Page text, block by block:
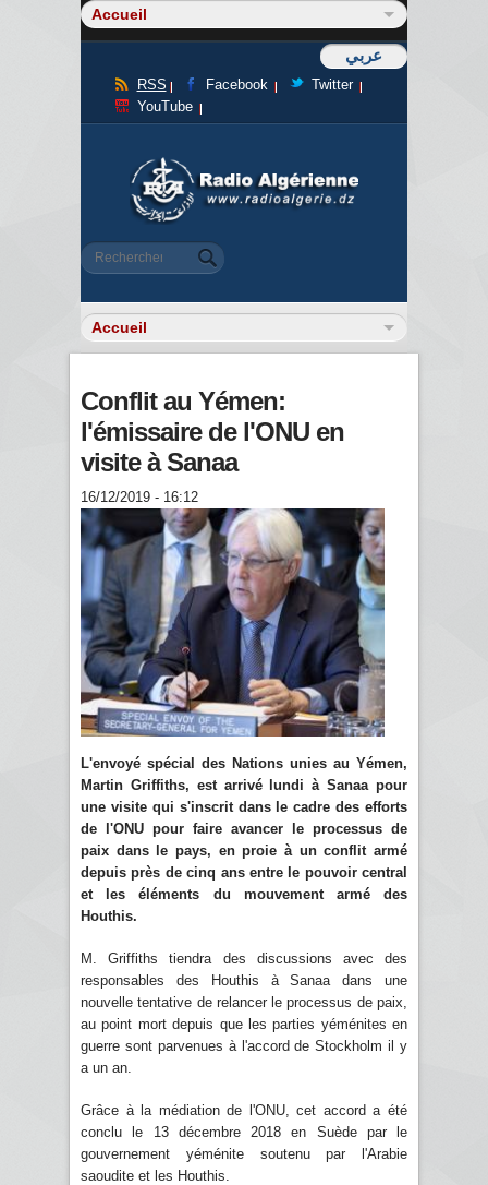
عربي
RSS Facebook
Twitter
YouTube
Formulaire de recherche
Rechercher
Conflit au Yémen:
l'émissaire de l'ONU en
visite à Sanaa
16/12/2019 - 16:12
L'envoyé spécial des Nations unies au Yémen,
Martin Griffiths, est arrivé lundi à Sanaa pour
une visite qui s'inscrit dans le cadre des efforts
de l'ONU pour faire avancer le processus de
paix dans le pays, en proie à un conflit armé
depuis près de cinq ans entre le pouvoir central
et les éléments du mouvement armé des
Houthis.
M. Griffiths tiendra des discussions avec des
responsables des Houthis à Sanaa dans une
nouvelle tentative de relancer le processus de paix,
au point mort depuis que les parties yéménites en
guerre sont parvenues à l'accord de Stockholm il y
a un an.
Grâce à la médiation de l'ONU, cet accord a été
conclu le 13 décembre 2018 en Suède par le
gouvernement yéménite soutenu par l'Arabie
saoudite et les Houthis.